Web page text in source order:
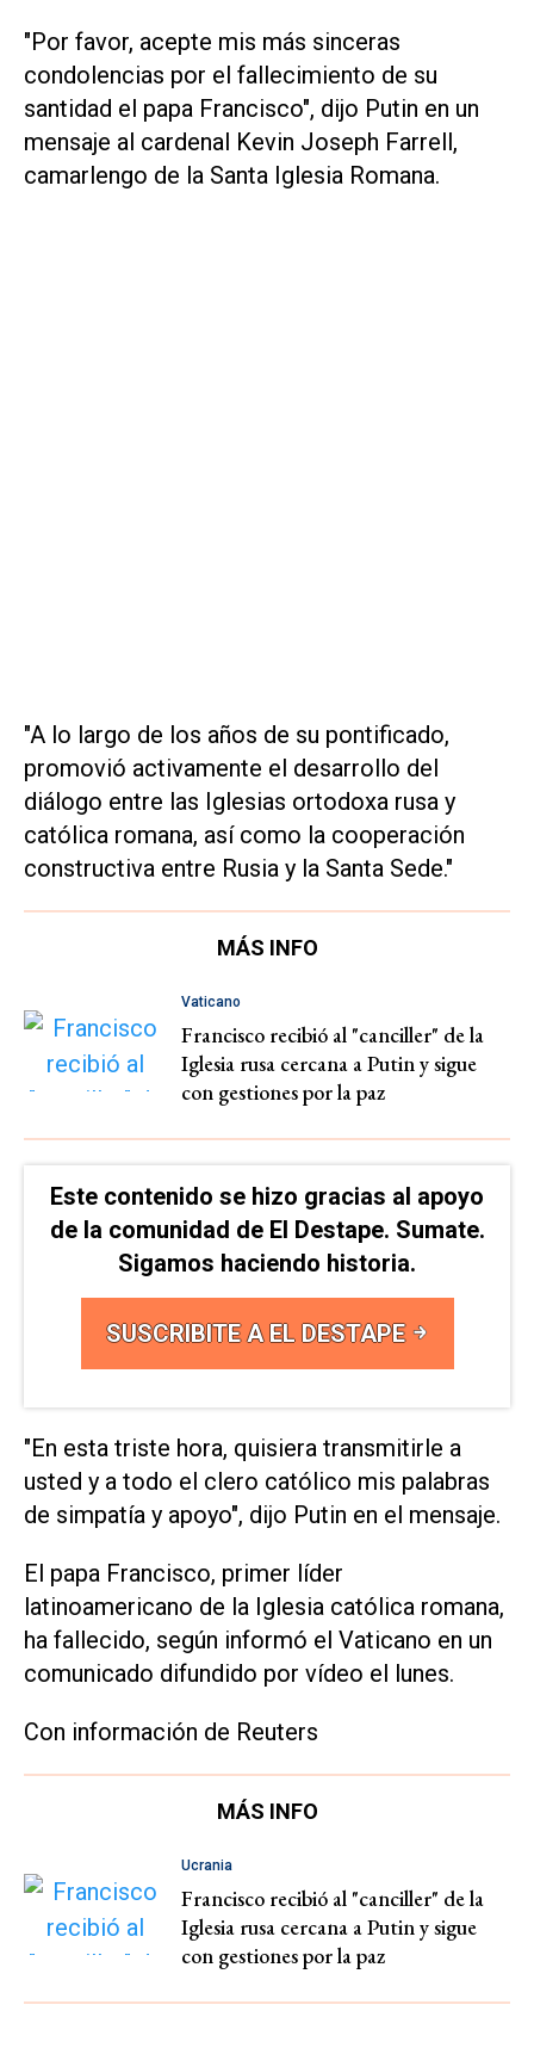
"Por favor, acepte mis más sinceras
condolencias por el fallecimiento de su
santidad el papa Francisco", dijo Putin en un
mensaje al cardenal Kevin Joseph Farrell,
camarlengo de la Santa Iglesia Romana.
"A lo largo de los años de su pontificado,
promovió activamente el desarrollo del
diálogo entre las Iglesias ortodoxa rusa y
católica romana, así como la cooperación
constructiva entre Rusia y la Santa Sede."
MÁS INFO
Vaticano
Francisco recibió al "canciller" de la
Iglesia rusa cercana a Putin y sigue
con gestiones por la paz
Este contenido se hizo gracias al apoyo
de la comunidad de El Destape. Sumate.
Sigamos haciendo historia.
SUSCRIBITE A EL DESTAPE
"En esta triste hora, quisiera transmitirle a
usted y a todo el clero católico mis palabras
de simpatía y apoyo", dijo Putin en el mensaje.
El papa Francisco, primer líder
latinoamericano de la Iglesia católica romana,
ha fallecido, según informó el Vaticano en un
comunicado difundido por vídeo el lunes.
Con información de Reuters
MÁS INFO
Ucrania
Francisco recibió al "canciller" de la
Iglesia rusa cercana a Putin y sigue
con gestiones por la paz